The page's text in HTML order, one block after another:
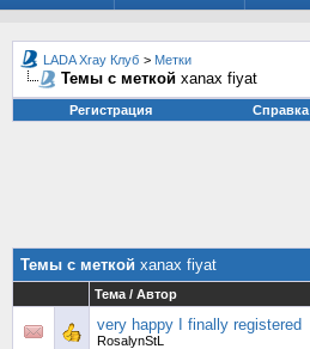
LADA Xray Клуб > Метки
Темы с меткой xanax fiyat
Регистрация Справка
Темы с меткой xanax fiyat
Тема / Автор
very happy I finally registered
RosalynStL